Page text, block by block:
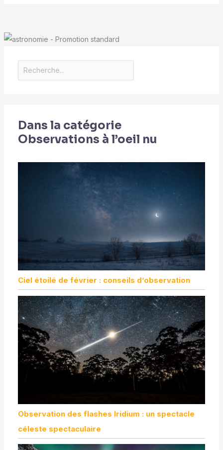
Dans la catégorie
Observations à l’oeil nu
Ciel étoilé de février : conseils d’observation
Observation des flashes Iridium : un spectacle
céleste spectaculaire